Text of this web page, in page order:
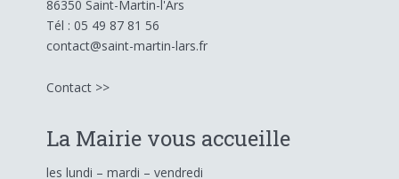
86350 Saint-Martin-l'Ars
Tél : 05 49 87 81 56
contact@saint-martin-lars.fr
Contact >>
La Mairie vous accueille
les lundi – mardi – vendredi